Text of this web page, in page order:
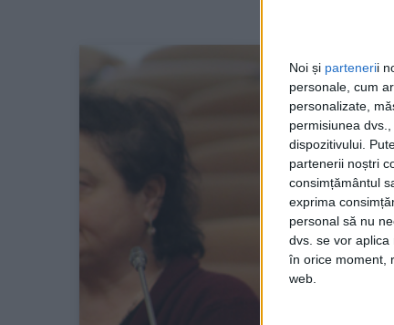
Noi și partenerii
personale, cum
personalizate,
permisiunea
dispozitivului.
partenerii noștri
consimțământul
exprima
personal să nu
dvs. se vor
în orice moment,
web.